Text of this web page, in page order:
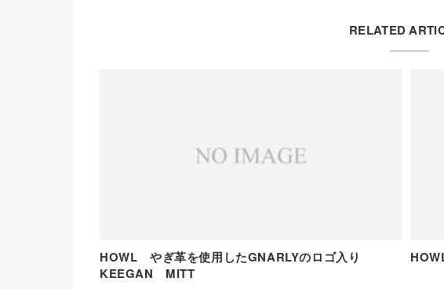
RELATED
HOWL やぎ革を使用したGNARLYのロゴ入り
KEEGAN MITT